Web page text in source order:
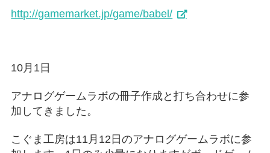
http://gamemarket.jp/game/babel/
10月1日
アナログゲームラボの冊子作成と打ち合わせに参
加してきました。
こぐま工房は11月12日のアナログゲームラボに参